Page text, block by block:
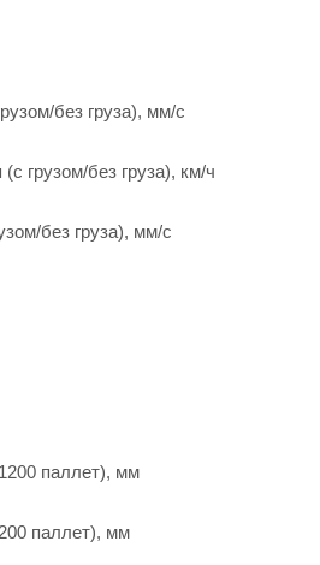
без груза), мм/с
грузом/без груза), км/ч
без груза), мм/с
паллет), мм
паллет), мм